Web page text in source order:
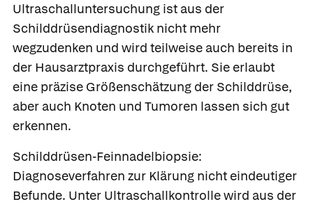
Ultraschalluntersuchung ist aus der
Schilddrüsendiagnostik nicht mehr
wegzudenken und wird teilweise auch bereits in
der Hausarztpraxis durchgeführt. Sie erlaubt
eine präzise Größenschätzung der Schilddrüse,
aber auch Knoten und Tumoren lassen sich gut
erkennen.
Schilddrüsen-Feinnadelbiopsie:
Diagnoseverfahren zur Klärung nicht eindeutiger
Befunde. Unter Ultraschallkontrolle wird aus der